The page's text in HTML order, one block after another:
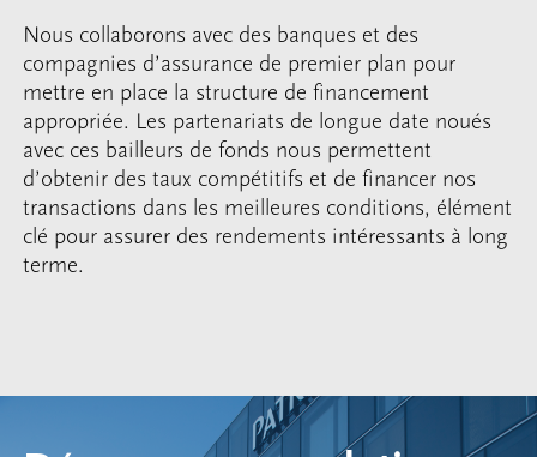
Nous collaborons avec des banques et des
compagnies d’assurance de premier plan pour
mettre en place la structure de financement
appropriée. Les partenariats de longue date noués
avec ces bailleurs de fonds nous permettent
d’obtenir des taux compétitifs et de financer nos
transactions dans les meilleures conditions, élément
clé pour assurer des rendements intéressants à long
terme.